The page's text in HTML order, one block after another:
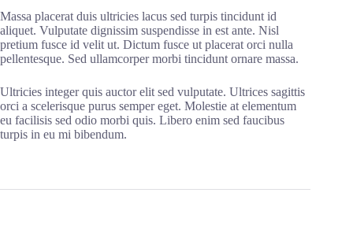
Massa placerat duis ultricies lacus sed turpis tincidunt id
aliquet. Vulputate dignissim suspendisse in est ante. Nisl
pretium fusce id velit ut. Dictum fusce ut placerat orci nulla
pellentesque. Sed ullamcorper morbi tincidunt ornare massa.
Ultricies integer quis auctor elit sed vulputate. Ultrices sagittis
orci a scelerisque purus semper eget. Molestie at elementum
eu facilisis sed odio morbi quis. Libero enim sed faucibus
turpis in eu mi bibendum.